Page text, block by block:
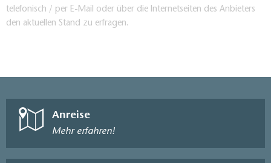
telefonisch / per E-Mail oder über die Internetseiten des Anbieters
den aktuellen Stand zu erfragen.
Anreise
Mehr erfahren!